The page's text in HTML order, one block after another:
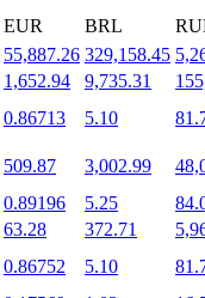
EUR BRL
55,887.26 329,158.45
1,652.94 9,735.31
0.86713 5.10
509.87 3,002.99
0.89196 5.25
63.28 372.71
0.86752 5.10